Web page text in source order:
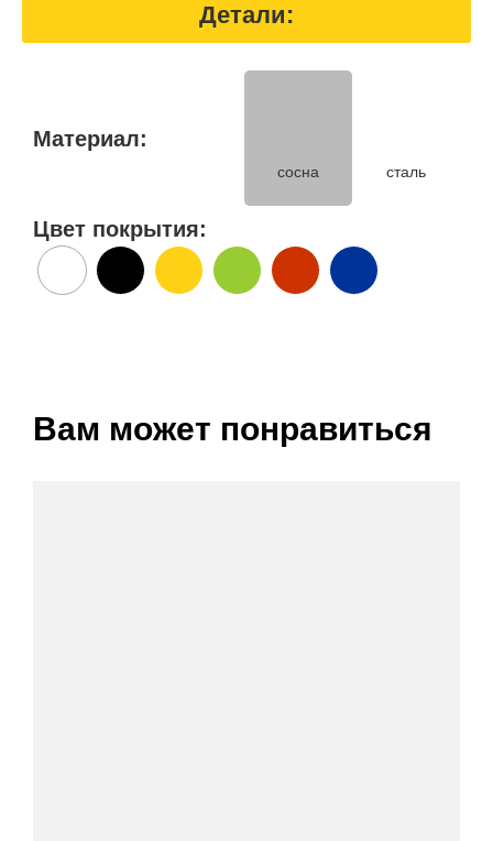
Детали:
Материал:
сосна сталь
Цвет покрытия:
Вам может понравиться